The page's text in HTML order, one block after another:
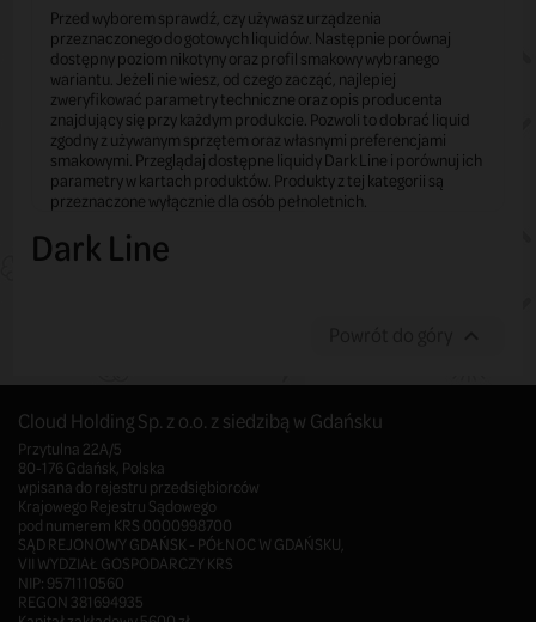
Przed wyborem sprawdź, czy używasz urządzenia
przeznaczonego do gotowych liquidów. Następnie porównaj
dostępny poziom nikotyny oraz profil smakowy wybranego
wariantu. Jeżeli nie wiesz, od czego zacząć, najlepiej
zweryfikować parametry techniczne oraz opis producenta
znajdujący się przy każdym produkcie. Pozwoli to dobrać liquid
zgodny z używanym sprzętem oraz własnymi preferencjami
smakowymi. Przeglądaj dostępne liquidy Dark Line i porównuj ich
parametry w kartach produktów. Produkty z tej kategorii są
przeznaczone wyłącznie dla osób pełnoletnich.
Dark Line
Cloud Holding Sp. z o.o. z siedzibą w Gdańsku
Przytulna 22A/5
80-176 Gdańsk, Polska
wpisana do rejestru przedsiębiorców
Krajowego Rejestru Sądowego
pod numerem KRS 0000998700
SĄD REJONOWY GDAŃSK - PÓŁNOC W GDAŃSKU,
VII WYDZIAŁ GOSPODARCZY KRS
NIP: 9571110560
REGON 381694935